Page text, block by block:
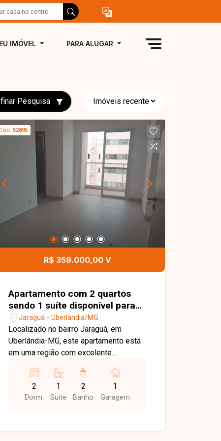
IMÓVEL PARA ALUGAR
Pesquisa
52895
R$ 359.000,00 V
Apartamento com 2 quartos
sendo 1 suíte disponível para
venda no bairro Jaraguá em
Uberlândia-MG
Jaraguá - Uberlândia/MG
Localizado no bairro Jaraguá, em
Uberlândia-MG, este apartamento está
em uma região com excelente
vias da cidade e próximo a
universidades, supermercados,
escolas, farmácias, restaurantes e
2
Dorm.
1
Suite
2
Banho
1
Garagem